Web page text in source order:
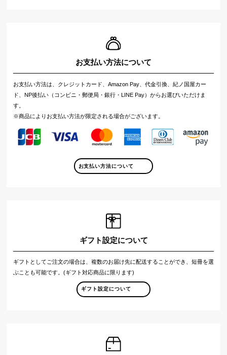
お支払い方法について
お支払い方法は、クレジットカード、Amazon Pay、代金引換、紀ノ国屋カー
ド、NP後払い（コンビニ・郵便局・銀行・LINE Pay）からお選びいただけま
す。
※商品によりお支払い方法が限定される場合がございます。
お支払い方法について
ギフト設定について
ギフトとしてご注文の場合は、複数のお届け先に配送することができ、短冊を選
ぶことも可能です。(ギフト対応商品に限ります)
ギフト設定について